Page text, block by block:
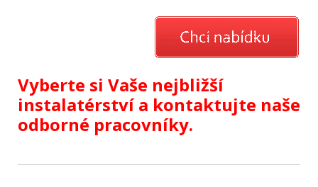
Vyberte si Vaše nejbližší
instalatérství a kontaktujte naše
odborné pracovníky.